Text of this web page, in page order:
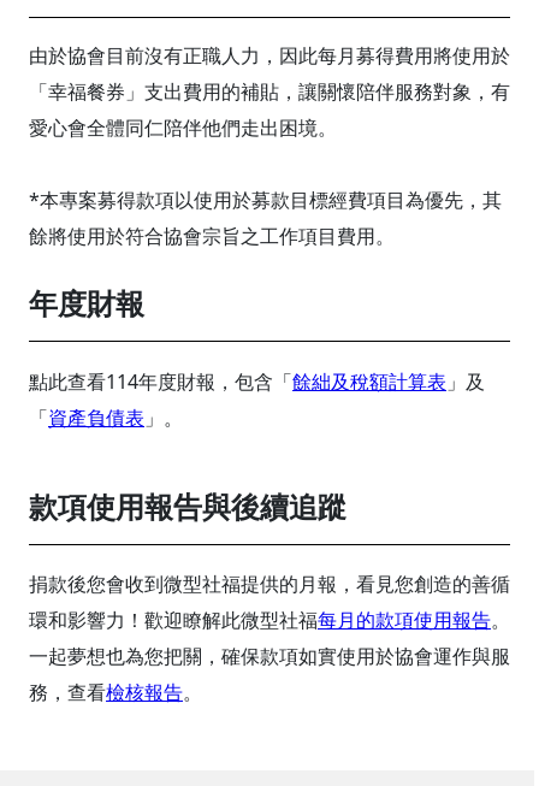
由於協會目前沒有正職人力，因此每月募得費用將使用於
「幸福餐券」支出費用的補貼，讓關懷陪伴服務對象，有
愛心會全體同仁陪伴他們走出困境。
*本專案募得款項以使用於募款目標經費項目為優先，其
餘將使用於符合協會宗旨之工作項目費用。
年度財報
點此查看114年度財報，包含「餘絀及稅額計算表 」及
「資產負債表 」。
款項使用報告與後續追蹤
捐款後您會收到微型社福提供的月報，看見您創造的善循
環和影響力！歡迎瞭解此微型社福每月的款項使用報告。
一起夢想也為您把關，確保款項如實使用於協會運作與服
務，查看檢核報告。